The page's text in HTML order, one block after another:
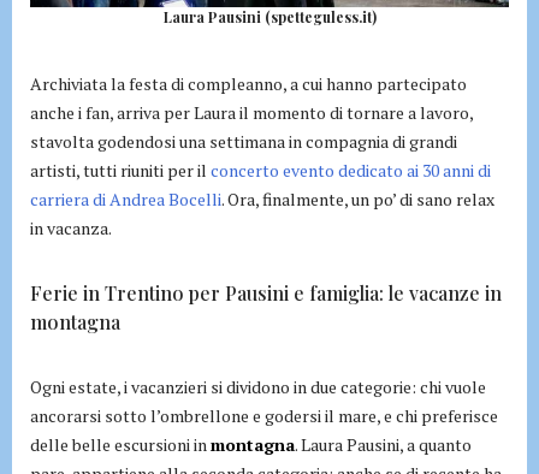
Laura Pausini (spetteguless.it)
Archiviata la festa di compleanno, a cui hanno partecipato
anche i fan, arriva per Laura il momento di tornare a lavoro,
stavolta godendosi una settimana in compagnia di grandi
artisti, tutti riuniti per il concerto evento dedicato ai 30 anni di
carriera di Andrea Bocelli. Ora, finalmente, un po’ di sano relax
in vacanza.
Ferie in Trentino per Pausini e famiglia: le vacanze in
montagna
Ogni estate, i vacanzieri si dividono in due categorie: chi vuole
ancorarsi sotto l’ombrellone e godersi il mare, e chi preferisce
delle belle escursioni in montagna. Laura Pausini, a quanto